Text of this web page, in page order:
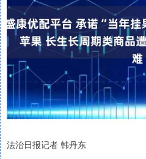
法治日报记者 韩丹东